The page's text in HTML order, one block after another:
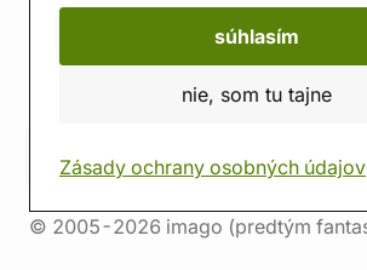
súhlasím
nie, som tu tajne
Zásady ochrany osobných údajov
© 2005-2026 imago (predtým